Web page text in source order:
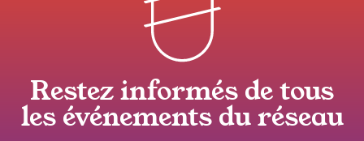
Restez informés de tous
les événements du réseau